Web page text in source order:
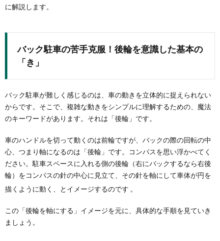
に解説します。
バック駐車の苦手克服！後輪を意識した基本の
「き」
バック駐車が難しく感じるのは、車の動きを立体的に捉えられない
からです。そこで、複雑な動きをシンプルに理解するための、魔法
のキーワードがあります。それは「後輪」です。
車のハンドルを切って動くのは前輪ですが、バックの際の回転の中
心、つまり軸になるのは「後輪」です。コンパスを思い浮かべてく
ださい。駐車スペースに入れる側の後輪（右にバックするなら右後
輪）をコンパスの針の中心に見立て、その針を軸にして車体が円を
描くように動く、とイメージするのです 。
この「後輪を軸にする」イメージを元に、具体的な手順を見ていき
ましょう。